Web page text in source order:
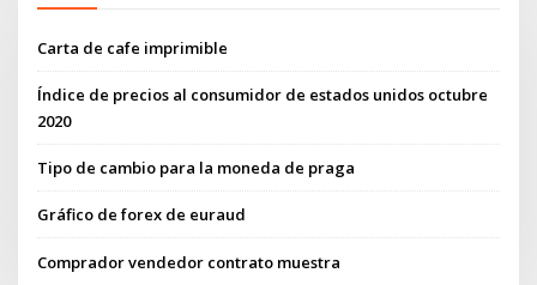
Carta de cafe imprimible
Índice de precios al consumidor de estados unidos octubre
2020
Tipo de cambio para la moneda de praga
Gráfico de forex de euraud
Comprador vendedor contrato muestra